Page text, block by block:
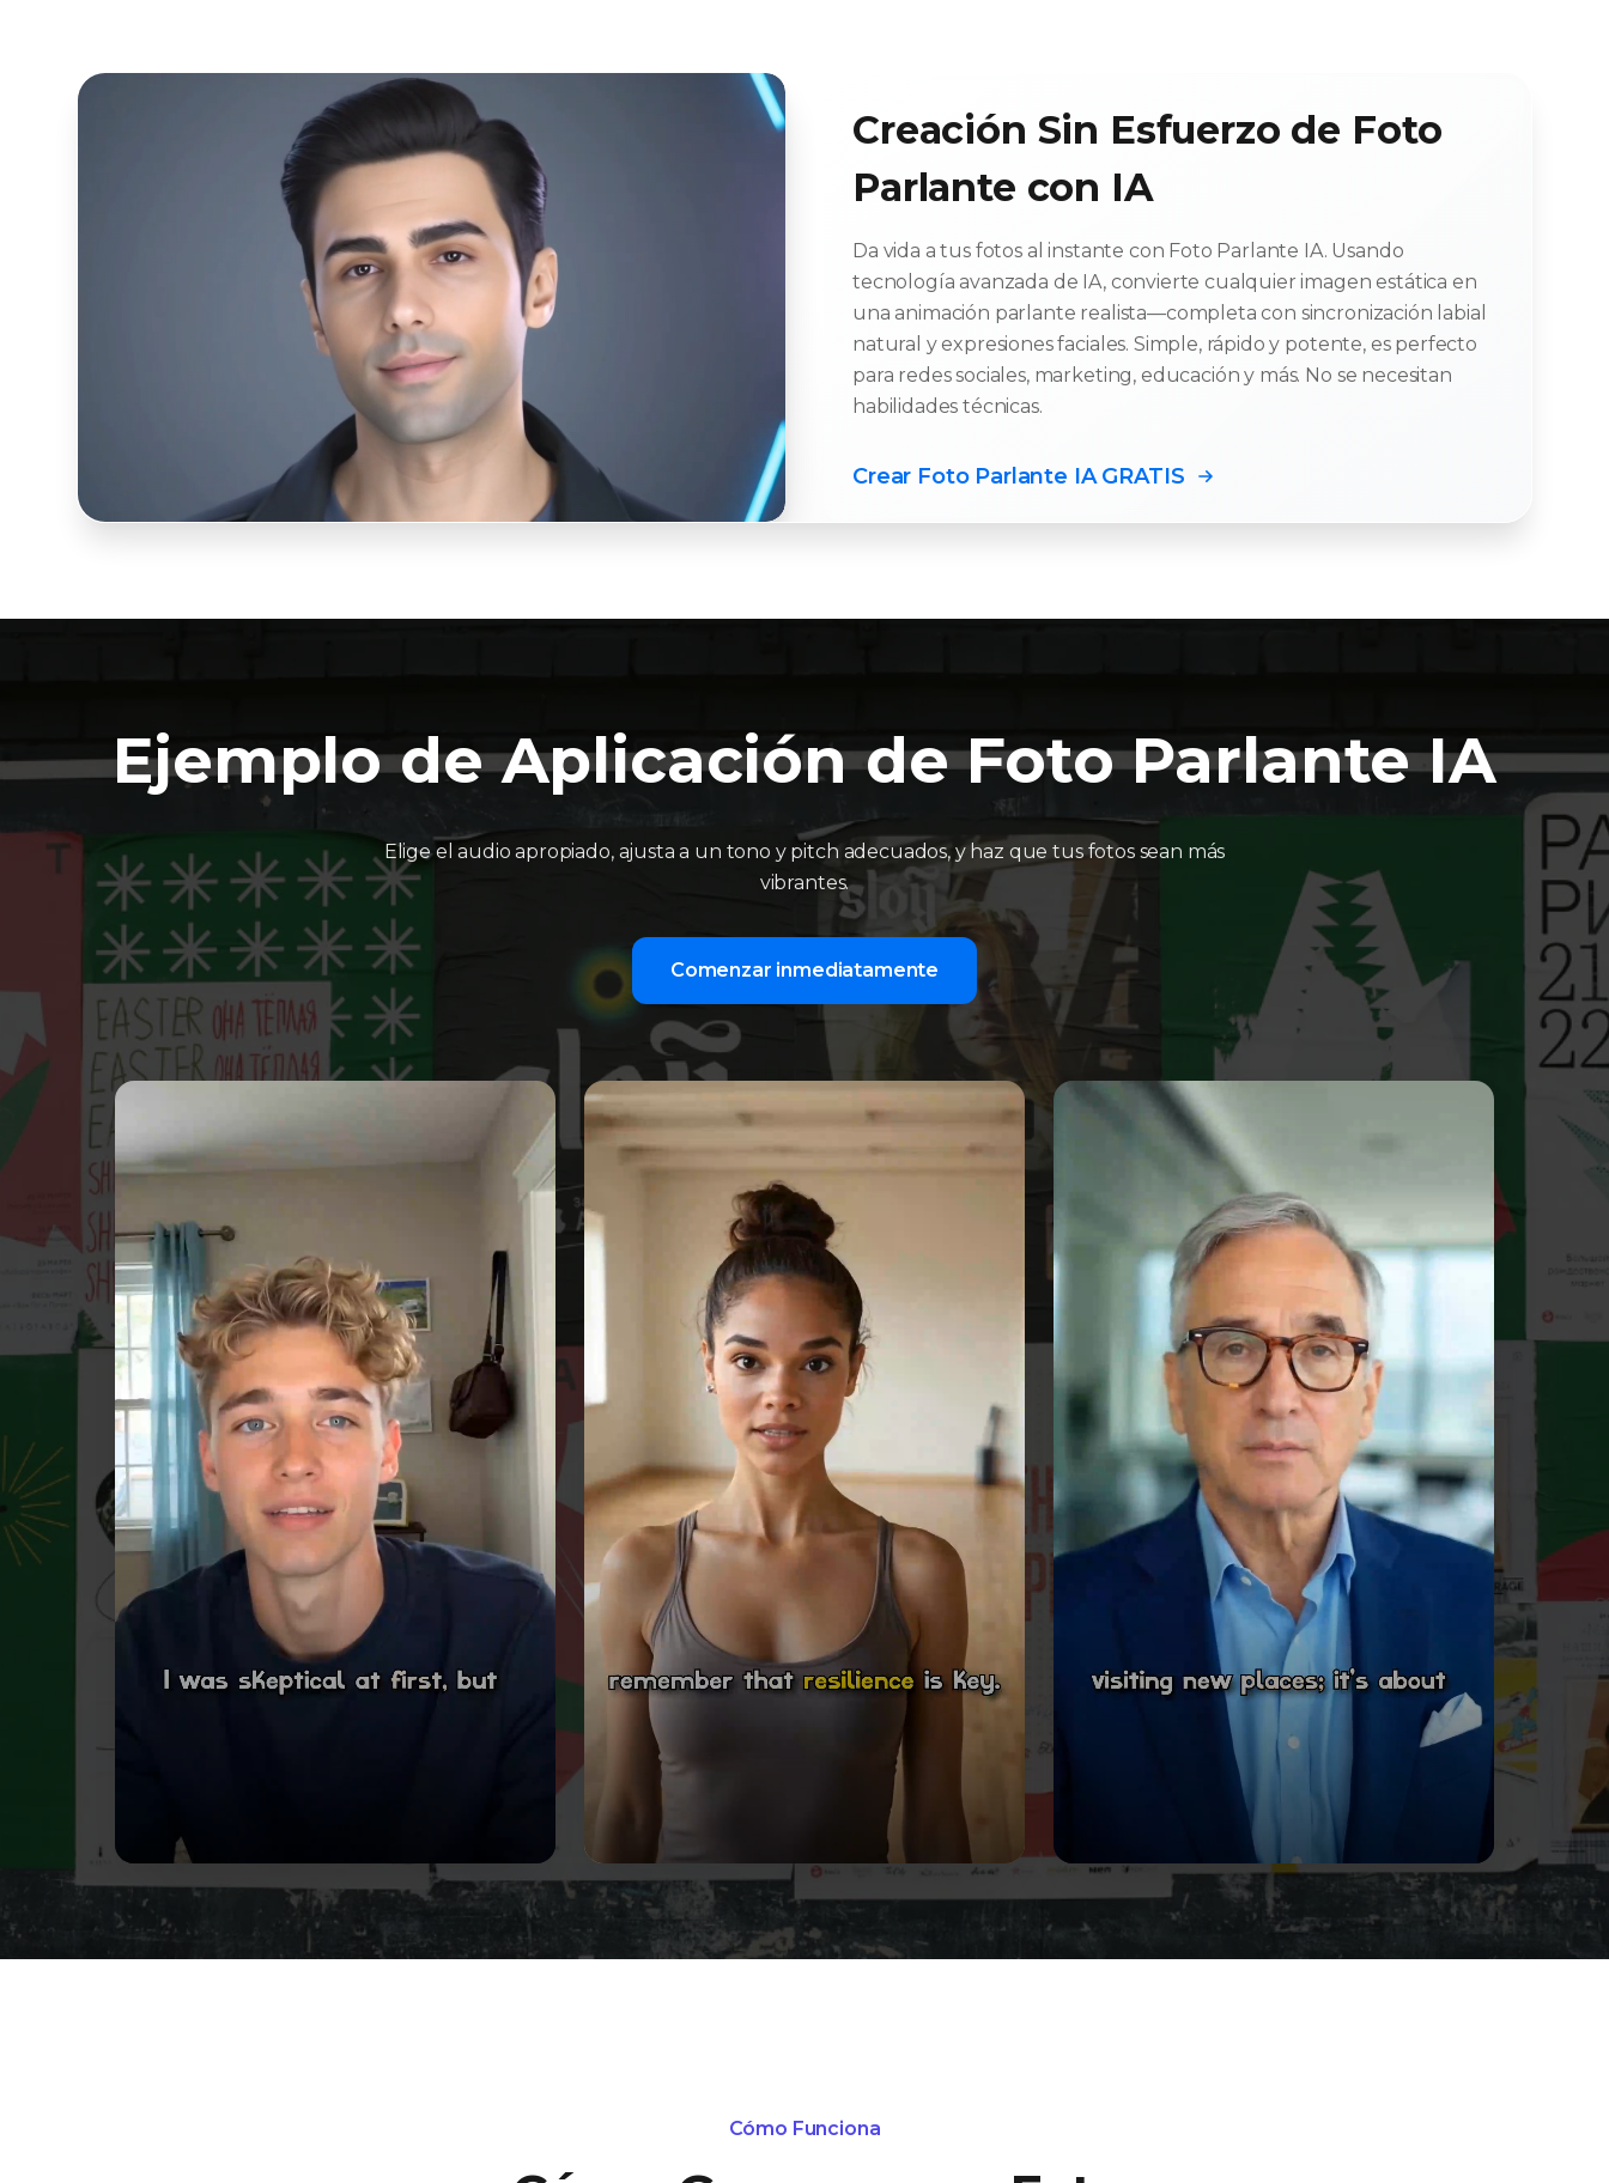
Creación Sin Esfuerzo de Foto
Parlante con IA
Da vida a tus fotos al instante con Foto Parlante IA. Usando
tecnología avanzada de IA, convierte cualquier imagen estática en
una animación parlante realista—completa con sincronización labial
natural y expresiones faciales. Simple, rápido y potente, es perfecto
para redes sociales, marketing, educación y más. No se necesitan
habilidades técnicas.
Crear Foto Parlante IA GRATIS
Ejemplo de Aplicación de Foto Parlante IA
Elige el audio apropiado, ajusta a un tono y pitch adecuados, y haz que tus fotos sean más
vibrantes.
Comenzar inmediatamente
Cómo Funciona